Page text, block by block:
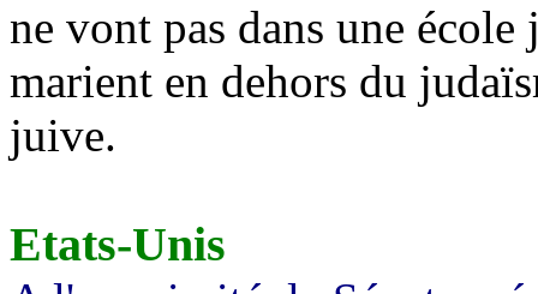
ne vont pas dans une
marient en dehors du
juive.
Etats-Unis